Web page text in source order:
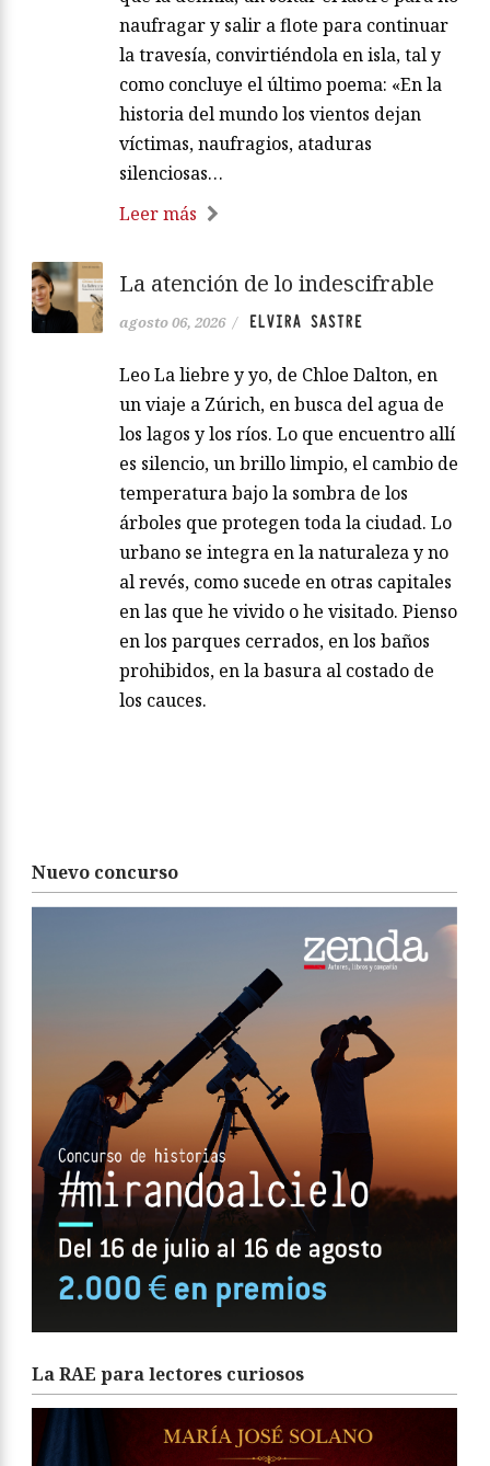
naufragar y salir a flote para continuar
la travesía, convirtiéndola en isla, tal y
como concluye el último poema: «En la
historia del mundo los vientos dejan
víctimas, naufragios, ataduras
silenciosas…
Leer más
La atención de lo indescifrable
agosto 06, 2026 / ELVIRA SASTRE
Leo La liebre y yo, de Chloe Dalton, en
un viaje a Zúrich, en busca del agua de
los lagos y los ríos. Lo que encuentro allí
es silencio, un brillo limpio, el cambio de
temperatura bajo la sombra de los
árboles que protegen toda la ciudad. Lo
urbano se integra en la naturaleza y no
al revés, como sucede en otras capitales
en las que he vivido o he visitado. Pienso
en los parques cerrados, en los baños
prohibidos, en la basura al costado de
los cauces.
Nuevo concurso
La RAE para lectores curiosos